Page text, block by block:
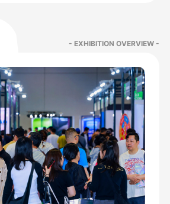
- EXHIBITION OVERVIEW -